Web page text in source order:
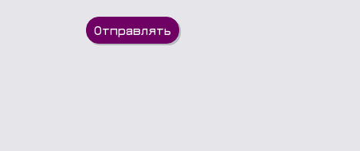
Отправлять